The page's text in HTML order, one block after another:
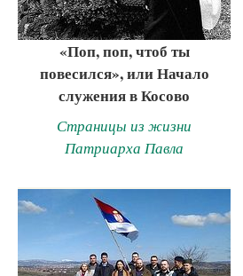
«Поп, поп, чтоб ты
повесился», или Начало
служения в Косово
Страницы из жизни
Патриарха Павла